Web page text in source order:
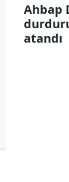
Ahbap
atandı